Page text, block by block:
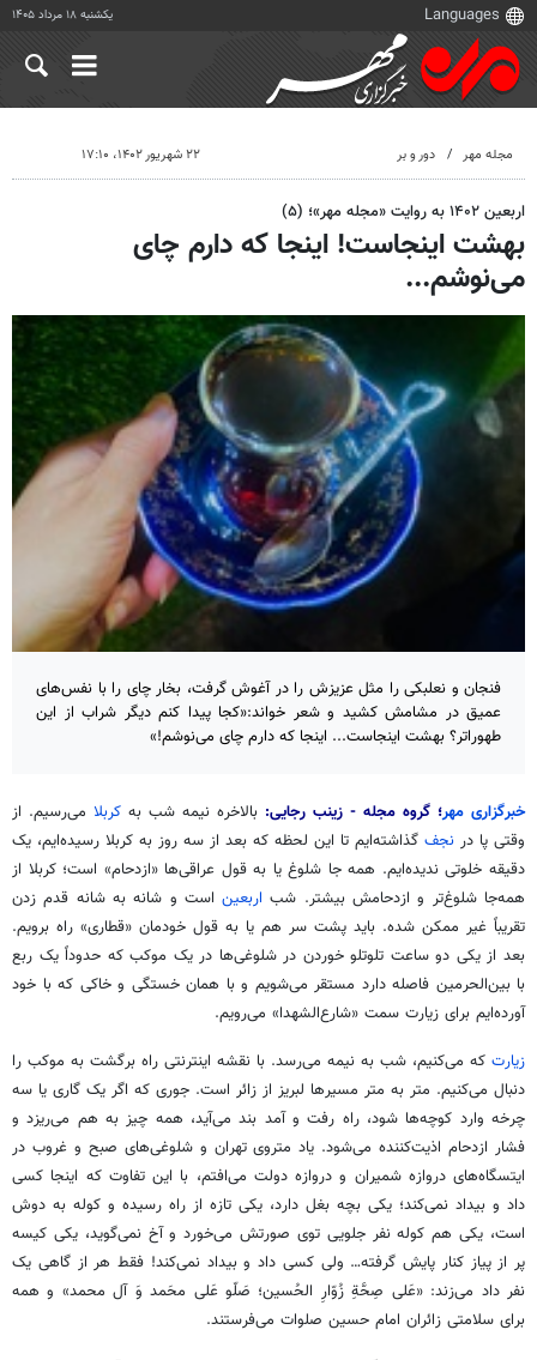
یکشنبه ۱۸ مرداد ۱۴۰۵
مجله مهر دور و بر ۲۲ شهریور ۱۴۰۲، ۱۷:۱۰
اربعین ۱۴۰۲ به روایت «مجله مهر»؛ (۵)
بهشت اینجاست! اینجا که دارم چای
می‌نوشم...
فنجان و نعلبکی را مثل عزیزش را در آغوش گرفت، بخار چای را با نفس‌های
عمیق در مشامش کشید و شعر خواند:«کجا پیدا کنم دیگر شراب از این
طهوراتر؟ بهشت اینجاست... اینجا که دارم چای می‌نوشم!»
خبرگزاری مهر؛ گروه مجله - زینب رجایی: بالاخره نیمه شب به کربلا می‌رسیم. از
وقتی پا در نجف گذاشته‌ایم تا این لحظه که بعد از سه روز به کربلا رسیده‌ایم، یک
دقیقه خلوتی ندیده‌ایم. همه جا شلوغ یا به قول عراقی‌ها «ازدحام» است؛ کربلا از
همه‌جا شلوغ‌تر و ازدحامش بیشتر. شباربعیناست و شانه به شانه قدم زدن
تقریباً غیر ممکن شده. باید پشت سر هم یا به قول خودمان «قطاری» راه برویم.
بعد از یکی دو ساعت تلوتلو خوردن در شلوغی‌ها در یک موکب که حدوداً یک ربع
با بین‌الحرمین فاصله دارد مستقر می‌شویم و با همان خستگی و خاکی که با خود
آورده‌ایم برای زیارت سمت «شارع‌الشهدا» می‌رویم.
زیارت که می‌کنیم، شب به نیمه می‌رسد. با نقشه اینترنتی راه برگشت به موکب را
دنبال می‌کنیم. متر به متر مسیرها لبریز از زائر است. جوری که اگر یک گاری یا سه
چرخه وارد کوچه‌ها شود، راه رفت و آمد بند می‌آید، همه چیز به هم می‌ریزد و
فشار ازدحام اذیت‌کننده می‌شود. یاد متروی تهران و شلوغی‌های صبح و غروب در
ایتسگاه‌های دروازه شمیران و دروازه دولت می‌افتم، با این تفاوت که اینجا کسی
داد و بیداد نمی‌کند؛ یکی بچه بغل دارد، یکی تازه از راه رسیده و کوله به دوش
است، یکی هم کوله نفر جلویی توی صورتش می‌خورد وآخ نمی‌گوید، یکی کیسه
پر از پیاز کنار پایش گرفته… ولی کسی داد و بیداد نمی‌کند! فقط هر از گاهی یک
نفر داد می‌زند: «عَلی صِحَّةِزُوّارِ الحُسین؛ صَلّو عَلی محَمد وَ آل محمد» و همه
برای سلامتی زائران امام حسین صلوات می‌فرستند.